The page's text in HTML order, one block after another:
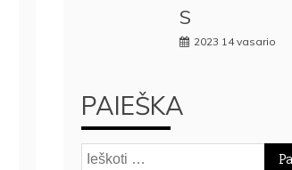
S
2023 14 vasario
PAIEŠKA
Ieškoti: